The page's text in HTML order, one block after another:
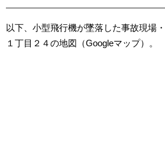
以下、小型飛行機が墜落した事故現場
１丁目２４の地図（Googleマップ）。